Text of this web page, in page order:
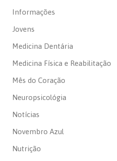
Informações
Jovens
Medicina Dentária
Medicina Física e Reabilitação
Mês do Coração
Neuropsicológia
Notícias
Novembro Azul
Nutrição